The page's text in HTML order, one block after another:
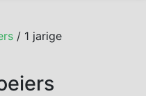
/ 1 jarige